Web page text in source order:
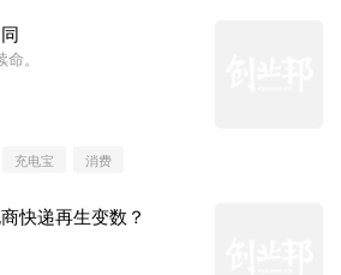
。
充电宝 消费
快递再生变数？